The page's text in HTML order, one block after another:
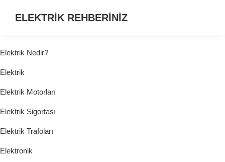
ELEKTRİK REHBERİNİZ
HER
ŞEY...
Elektrik Nedir?
Elektrik
Elektrik Motorları
Elektrik Sigortası
Elektrik Trafoları
Elektronik